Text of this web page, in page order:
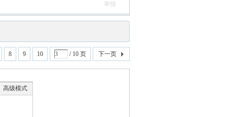
举报
8 9 10 / 10 页 下一页
高级模式